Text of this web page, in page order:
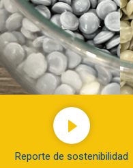
Reporte de sostenibilidad